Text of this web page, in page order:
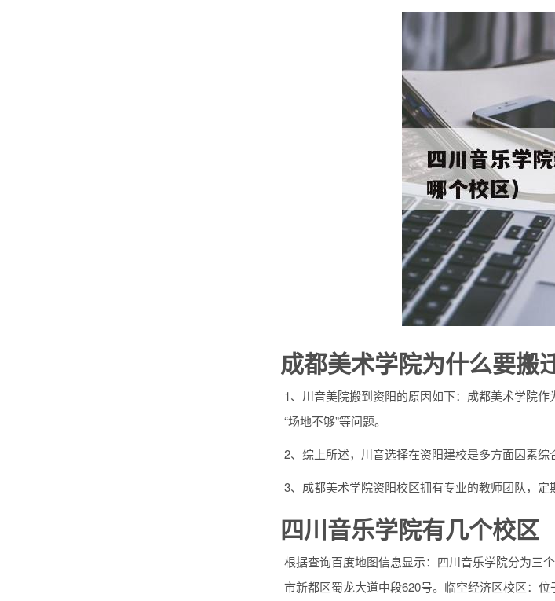
成都美术学院为什么要搬
1、川音美院搬到资阳的原因如下：成都美术学院
“场地不够”等问题。
2、综上所述，川音选择在资阳建校是多方面因素
3、成都美术学院资阳校区拥有专业的教师团队，
四川音乐学院有几个校区
根据查询百度地图信息显示：四川音乐学院分为三
市新都区蜀龙大道中段620号。临空经济区校区：位